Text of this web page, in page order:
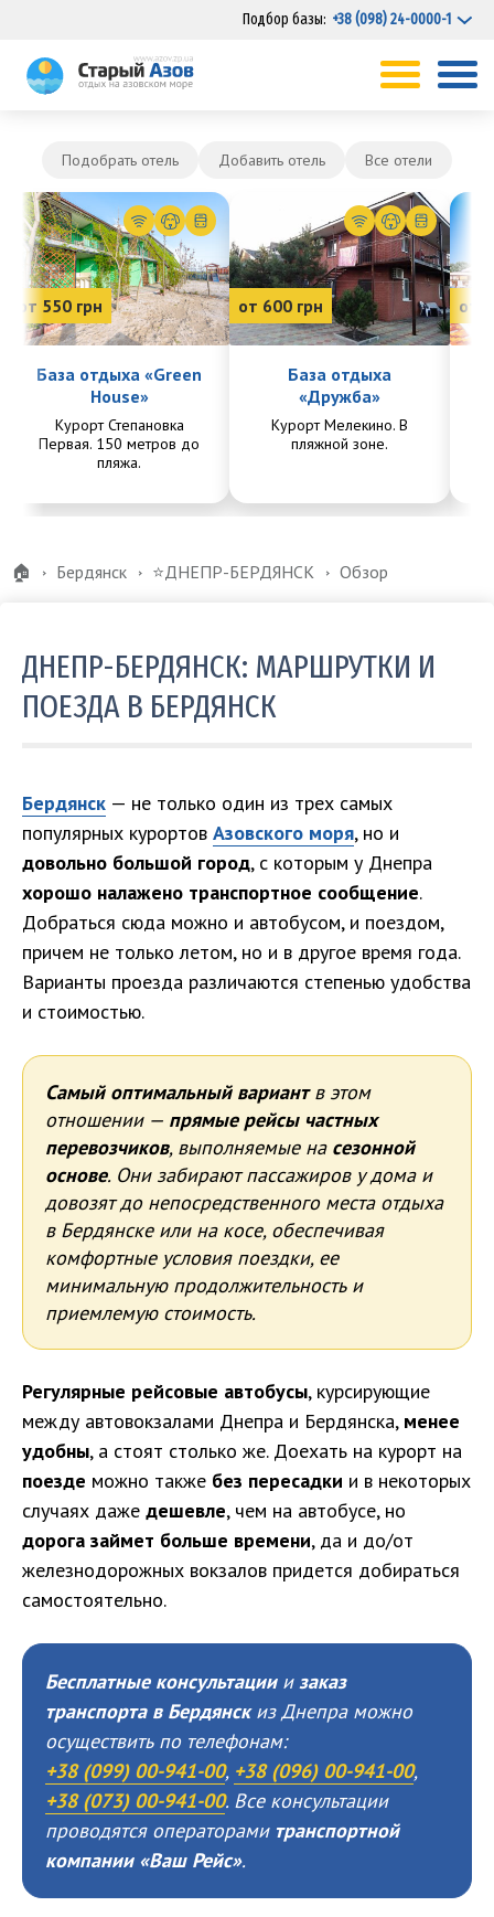
Подбор базы: +38 (098) 24-0000-1
Подобрать отель Добавить отель Все отели
от 550 грн
База отдыха «Green
House»
Курорт Степановка
Первая. 150 метров до
пляжа.
от 600 грн
База отдыха
«Дружба»
Курорт Мелекино. В
пляжной зоне.
от
🏠 Бердянск ⭐️ДНЕПР-БЕРДЯНСК Обзор
ДНЕПР-БЕРДЯНСК: МАРШРУТКИ И
ПОЕЗДА В БЕРДЯНСК
Бердянск — не только один из трех самых
популярных курортов Азовского моря, но и
довольно большой город, с которым у Днепра
хорошо налажено транспортное сообщение.
Добраться сюда можно и автобусом, и поездом,
причем не только летом, но и в другое время года.
Варианты проезда различаются степенью удобства
и стоимостью.
Самый оптимальный вариантв этом
отношении — прямые рейсы частных
перевозчиков, выполняемые на сезонной
основе. Они забирают пассажиров у дома и
довозят до непосредственного места отдыха
в Бердянске или на косе, обеспечивая
комфортные условия поездки, ее
минимальную продолжительность и
приемлемую стоимость.
Регулярные рейсовые автобусы, курсирующие
между автовокзалами Днепра и Бердянска, менее
удобны, а стоят столько же. Доехать на курорт на
поезде можно также без пересадки и в некоторых
случаях даже дешевле, чем на автобусе, но
дорога займет больше времени, да и до/от
железнодорожных вокзалов придется добираться
самостоятельно.
Бесплатные консультацииизаказ
транспорта в Бердянскиз Днепра можно
осуществить по телефонам:
+38 (099) 00-941-00, +38 (096) 00-941-00,
+38 (073) 00-941-00. Все консультации
проводятся операторами транспортной
компании «Ваш Рейс».